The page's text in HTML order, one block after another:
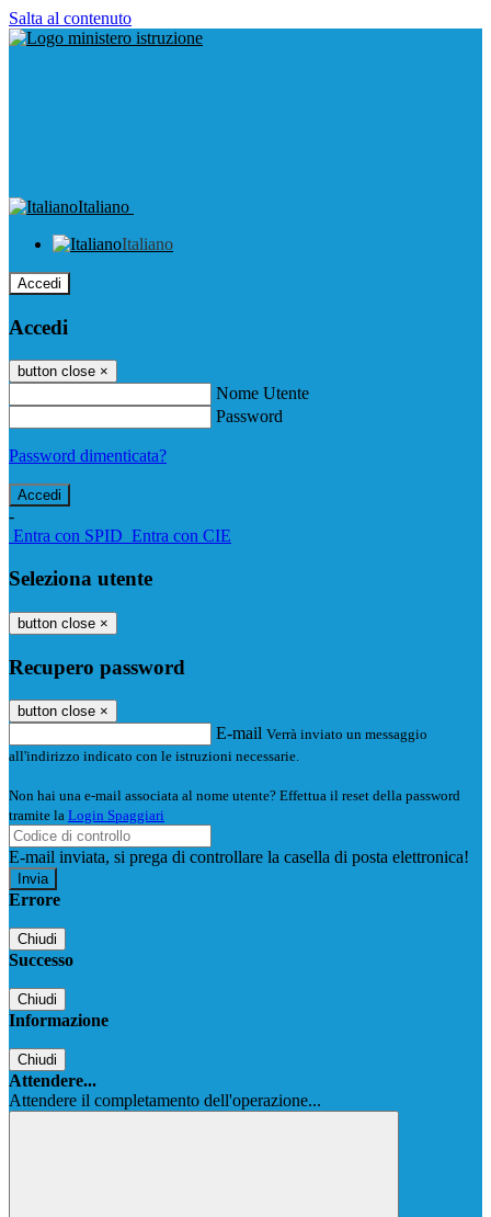
Salta al contenuto
Italiano
Italiano
Accedi
Accedi
button close ×
Nome Utente
Password
Password dimenticata?
-
Entra con SPID Entra con CIE
Seleziona utente
button close ×
Recupero password
button close ×
E-mail Verrà inviato un messaggio
all'indirizzo indicato con le istruzioni necessarie.
Non hai una e-mail associata al nome utente? Effettua il reset della password
tramite la Login Spaggiari
E-mail inviata, si prega di controllare la casella di posta elettronica!
Errore
Chiudi
Successo
Chiudi
Informazione
Chiudi
Attendere...
Attendere il completamento dell'operazione...